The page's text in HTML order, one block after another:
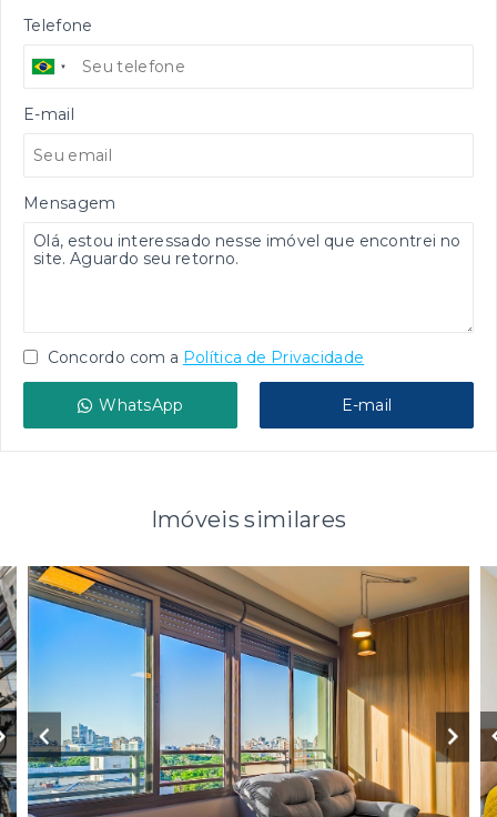
Telefone
E-mail
Mensagem
Concordo com a Política de Privacidade
WhatsApp E-mail
Imóveis similares